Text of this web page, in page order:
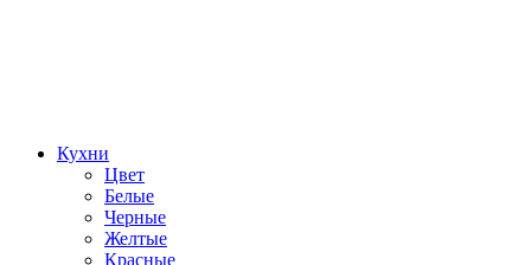
Кухни
Цвет
Белые
Черные
Желтые
Красные